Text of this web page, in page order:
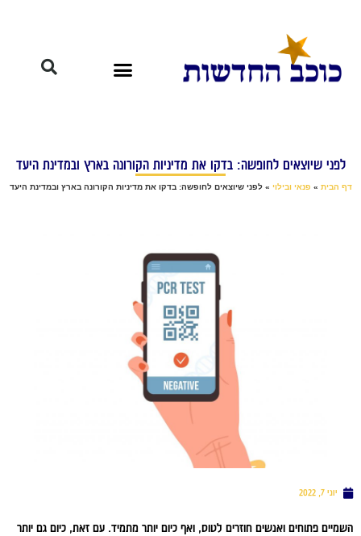
לפני שיוצאים לחופשה: בדקו את מדיניות הקורונה בארץ ובמדינת היעד
דף הבית » פנאי ובילוי »לפני שיוצאים לחופשה: בדקו את מדיניות הקורונה בארץ ובמדינת היעד
יוני 7, 2022
השמיים פתוחים ואנשים חוזרים לטוס, ואף כיום יותר מתמיד. עם זאת, כיום גם יותר